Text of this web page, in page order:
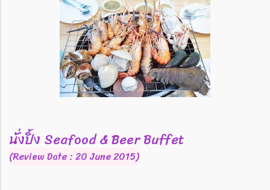
นั่งปิ้ง Seafood & Beer Buffet
(Review Date : 20 June 2015)